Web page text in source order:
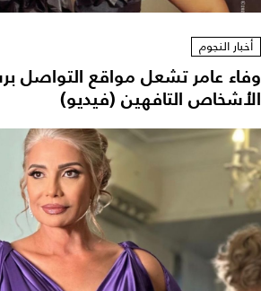
أخبار النجوم
وفاء عامر تشعل مواقع التواصل
الأشخاص التافهين (فيديو)